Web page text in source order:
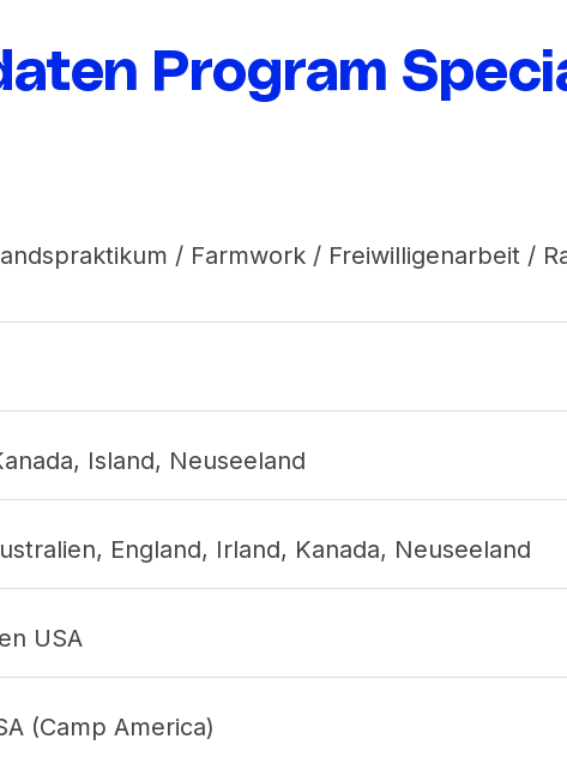
Program
/ Farmwork / Freiwilligenarbeit /
500
Island, Neuseeland
England, Irland, Kanada, Neuseeland
450
USA
(Camp America)